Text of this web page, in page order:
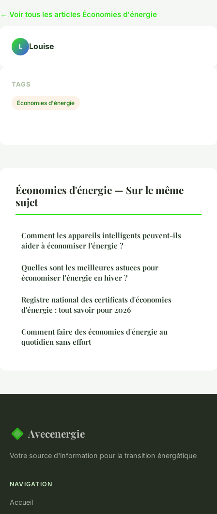
← Voir tous les articles Économies d'énergie
L Louise
TAGS
Économies d'énergie
Économies d'énergie — Sur le même
sujet
Comment les appareils intelligents peuvent-ils
aider à économiser l'énergie ?
Quelles sont les meilleures astuces pour
économiser l'énergie en hiver ?
Registre national des certificats d'économies
d'énergie : tout savoir pour 2026
Comment faire des économies d'énergie au
quotidien sans effort
Avecenergie
Votre source d'information pour la transition énergétique
NAVIGATION
Accueil